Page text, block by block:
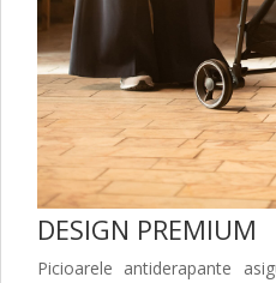
DESIGN PREMIUM
Picioarele antiderapante